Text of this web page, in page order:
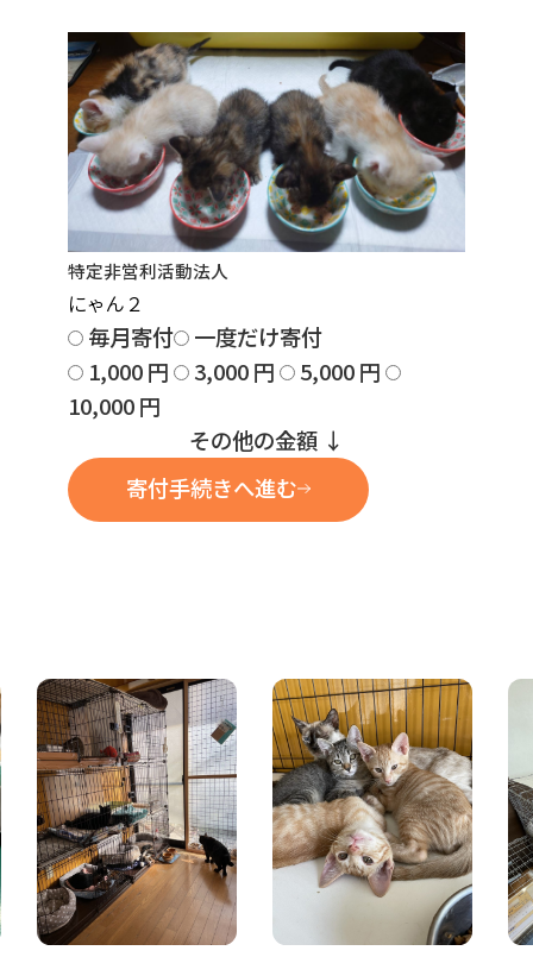
特定非営利活動法人
にゃん２
毎月寄付
一度だけ寄付
1,000円 3,000円 5,000円
10,000円
その他の金額 ↓
寄付手続きへ進む